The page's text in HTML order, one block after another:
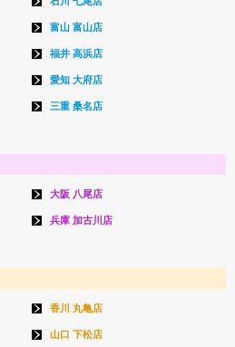
富山 富山店
福井 高浜店
愛知 大府店
三重 桑名店
大阪 八尾店
兵庫 加古川店
香川 丸亀店
山口 下松店